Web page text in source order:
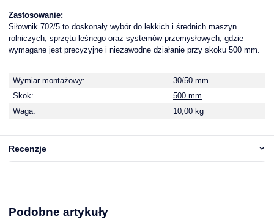
Zastosowanie:
Siłownik 702/5 to doskonały wybór do lekkich i średnich maszyn
rolniczych, sprzętu leśnego oraz systemów przemysłowych, gdzie
wymagane jest precyzyjne i niezawodne działanie przy skoku 500 mm.
Wymiar montażowy:
30/50 mm
Skok:
500 mm
Waga:
10,00 kg
Recenzje
Podobne artykuły